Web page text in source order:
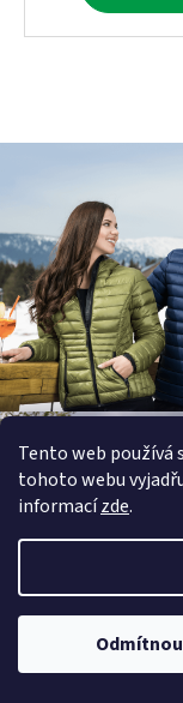
Tento web používá
tohoto webu
informacízde.